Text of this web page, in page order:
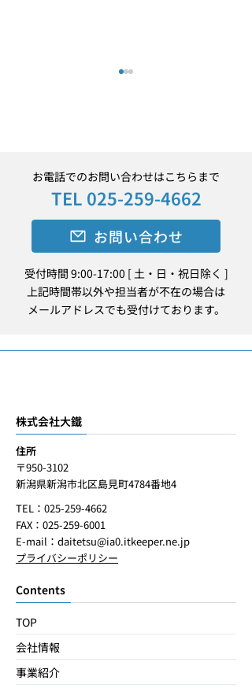
BSNラジオにCM「新潟の
別班」編流します！！
お電話でのお問い合わせはこちらまで
TEL 025-259-4662
お問い合わせ
受付時間 9:00-17:00 [ 土・日・祝日除く ]
上記時間帯以外や担当者が不在の場合は
メールアドレスでも受付けております。
株式会社大鐵
住所
〒950-3102
新潟県新潟市北区島見町4784番地4
TEL：025-259-4662
FAX：025-259-6001
E-mail： daitetsu@ia0.itkeeper.ne.jp
プライバシーポリシー
Contents
TOP
会社情報
事業紹介